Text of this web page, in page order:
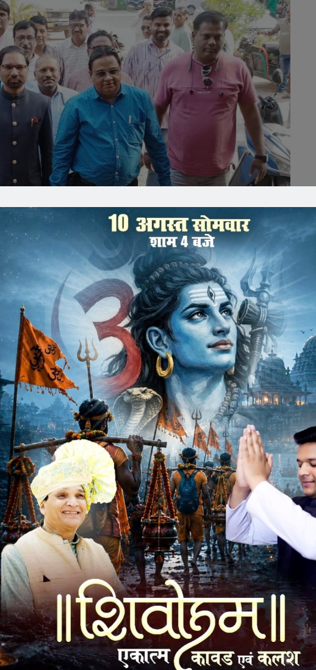
26 के लिए बजट सम्मेलन का आयोजन हुआ। नपा की राजस्व एवं बाजार
संजय टुकडिय़ा तथा कर्मचारियों के साथ अटैची में बजट की कॉपी लेकर नपा
कड़पा, जिला योजना समिति सदस्य मुस्तकीम मंसूरी, विधायक प्रतिनिधि
बजट की प्रति का विमोचन किया। जिसके बाद बजट पर अपनी बात रखते हुए
प्रकार का कोई नया कर नहीं लगाया गया है, वहीं करों में भी कोई वृद्धि नहीं
31 करोड़ 39 लाख 46 हजार 320 रुपए की आय, 1 अरब 31 करोड़ 36 लाख
हजार 4 रुपए की बचत का बजट सदन में रखा। प्रभारी लेेखापाल टुकडिय़ा ने
स्वागत भाषण सीएमओ दुर्गा बामनिया ने दिया।